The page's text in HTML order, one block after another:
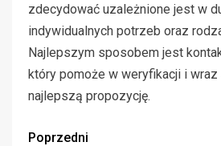
zdecydować uzależnione jest w
indywidualnych potrzeb oraz
Najlepszym sposobem jest
który pomoże w weryfikacji i
najlepszą propozycję.
Poprzedni